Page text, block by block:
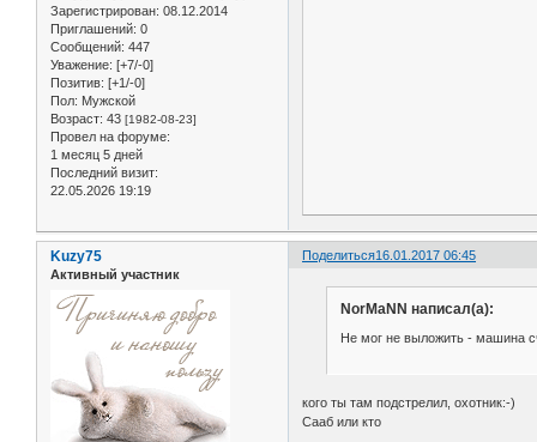
Зарегистрирован: 08.12.2014
Приглашений: 0
Сообщений: 447
Уважение: [+7/-0]
Позитив: [+1/-0]
Пол: Мужской
Возраст: 43 [1982-08-23]
Провел на форуме:
1 месяц 5 дней
Последний визит:
22.05.2026 19:19
Поделиться16.01.2017 06:45
Kuzy75
Активный участник
NorMaNN написал(а):
Не мог не выложить - машина
кого ты там подстрелил, охотник:-)
Сааб или кто